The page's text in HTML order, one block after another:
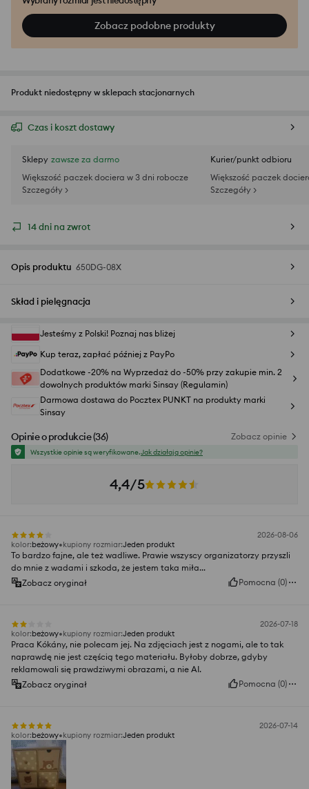
Zobacz podobne produkty
Produkt niedostępny w sklepach stacjonarnych
Czas i koszt dostawy
Sklepy zawsze za darmo
Większość paczek dociera w 3 dni robocze
Szczegóły >
Kurier/punkt odbioru
Większość paczek
Szczegóły >
14 dni na zwrot
Opis produktu 650DG-08X
Skład i pielęgnacja
Jesteśmy z Polski! Poznaj nas bliżej
Kup teraz, zapłać później z PayPo
Dodatkowe -20% na Wyprzedaż do -50% przy zakupie min. 2
dowolnych produktów marki Sinsay (Regulamin)
Darmowa dostawa do Pocztex PUNKT na produkty marki
Sinsay
Opinie o produkcie(36) Zobacz opinie
Wszystkie opinie są weryfikowane.Jak działają opinie?
4,4/5
2026-08-06
kolor:beżowy kupiony rozmiar:Jeden produkt
To bardzo fajne, ale też wadliwe. Prawie wszyscy organizatorzy przyszli
do mnie z wadami i szkoda, że jestem taka miła...
Zobacz oryginał
Pomocna (0)
2026-07-18
kolor:beżowy kupiony rozmiar:Jeden produkt
Praca Kókány, nie polecam jej. Na zdjęciach jest z nogami, ale to tak
naprawdę nie jest częścią tego materiału. Byłoby dobrze, gdyby
reklamowali się prawdziwymi obrazami, a nie AI.
Zobacz oryginał
Pomocna (0)
2026-07-14
kolor:beżowy kupiony rozmiar:Jeden produkt